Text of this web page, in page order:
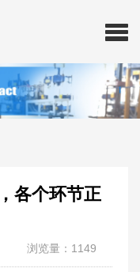
各个环节正
浏览量：1149